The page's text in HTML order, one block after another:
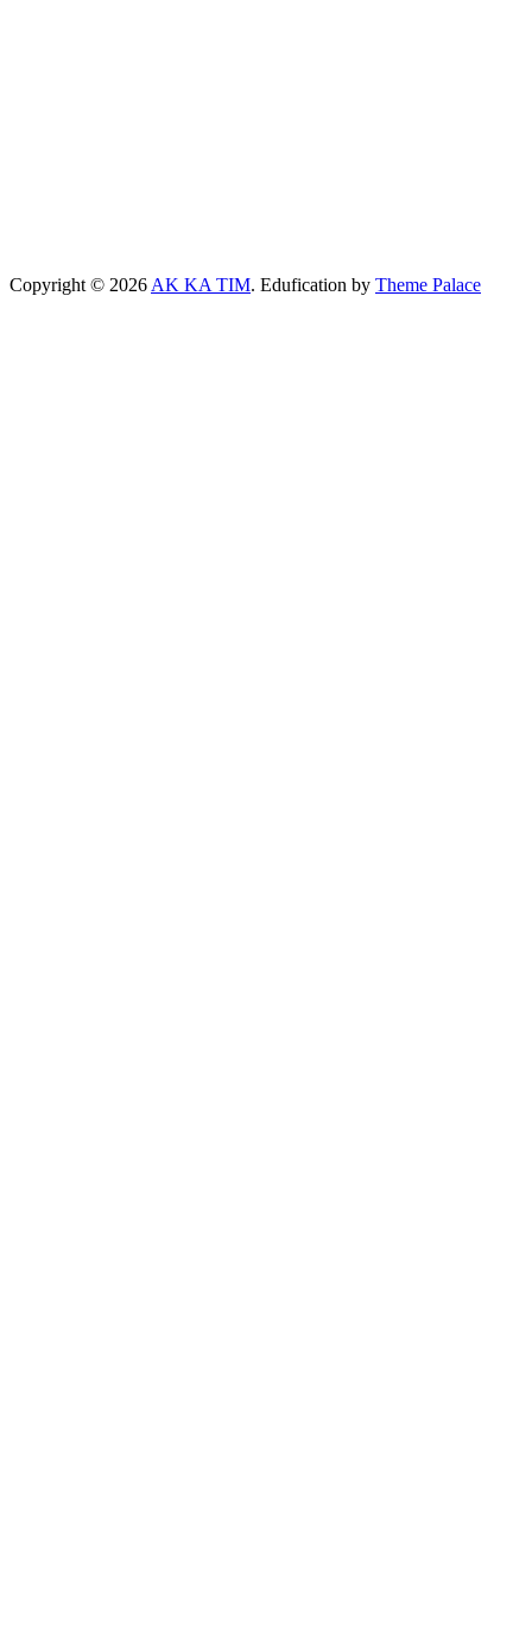
Copyright © 2026 AK KA TIM. Edufication by Theme Palace